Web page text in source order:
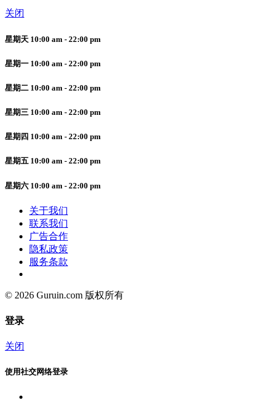
关闭
星期天 10:00 am - 22:00 pm
星期一 10:00 am - 22:00 pm
星期二 10:00 am - 22:00 pm
星期三 10:00 am - 22:00 pm
星期四 10:00 am - 22:00 pm
星期五 10:00 am - 22:00 pm
星期六 10:00 am - 22:00 pm
关于我们
联系我们
广告合作
隐私政策
服务条款
© 2026 Guruin.com 版权所有
登录
关闭
使用社交网络登录